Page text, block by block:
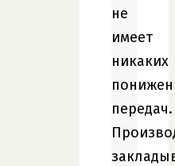
не
имеет
никаких
передач.